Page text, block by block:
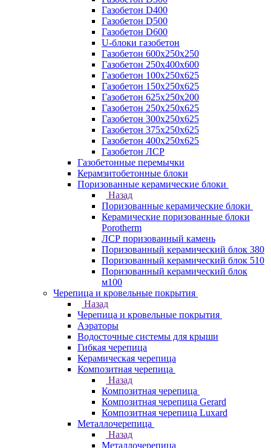
Газобетон D400
Газобетон D500
Газобетон D600
U-блоки газобетон
Газобетон 600x250x250
Газобетон 250x400x600
Газобетон 100х250х625
Газобетон 150х250х625
Газобетон 625х250х200
Газобетон 250х250х625
Газобетон 300х250х625
Газобетон 375х250х625
Газобетон 400х250х625
Газобетон ЛСР
Газобетонные перемычки
Керамзитобетонные блоки
Поризованные керамические блоки
Назад
Поризованные керамические блоки
Керамические поризованные блоки
Porotherm
ЛСР поризованный камень
Поризованный керамический блок 380
Поризованный керамический блок 510
Поризованный керамический блок
м100
Черепица и кровельные покрытия
Назад
Черепица и кровельные покрытия
Аэраторы
Водосточные системы для крыши
Гибкая черепица
Керамическая черепица
Композитная черепица
Назад
Композитная черепица
Композитная черепица Gerard
Композитная черепица Luxard
Металлочерепица
Назад
Металлочерепица